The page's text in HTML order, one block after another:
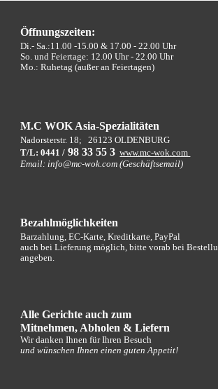
Öffnungszeiten:
Di.- Sa.:11.00 -15.00 & 17.00 - 22.00 Uhr
So. und Feiertage: 12.00 Uhr - 22.00 Uhr
Mo.: Ruhetag (außer an Feiertagen)
M.C WOK Asia-Spezialitäten
Nadorsterstr. 18;
26123 OLDENBURG
T/L: 0441 / 98 33 55 3 www.mc-wok.com
Email: info@mc-wok.com (Geschäftsemail)
Bezahlmöglichkeiten
Barzahlung, EC-Karte, Kreditkarte, PayPal
auch bei Lieferung möglich, bitte vorab bei
angeben.
Alle Gerichte auch zum
Mitnehmen, Abholen & Liefern
Wir danken Ihnen für Ihren Besuch
und wünschen Ihnen einen guten Appetit!